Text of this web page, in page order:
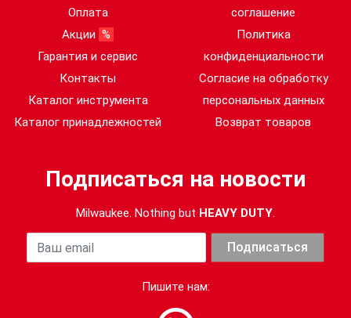
Оплата
Акции %
Гарантия и сервис
Контакты
Каталог инструмента
Каталог принадлежностей
соглашение
Политика
конфиденциальности
Согласие на обработку
персональных данных
Возврат товаров
Подписаться на новости
Milwaukee. Nothing but HEAVY DUTY.
Ваша почта Подписаться
Пишите нам: